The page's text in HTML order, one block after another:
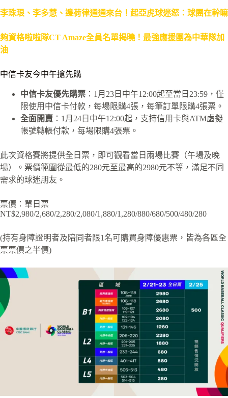
李珠珢、李多慧、邊荷律通通來台！起亞虎球迷怒：球團在幹嘛
夠資格啦啦隊CT Amaze全員名單揭曉！最強應援團為中華隊加
油
中信卡友今中午搶先購
中信卡友優先購票 ：1月23日中午12:00起至當日23:59，僅
限使用中信卡付款， 每場限購4張，每筆訂單限購4張票 。
全面開賣 ：1月24日中午12:00起，支持信用卡與ATM虛擬
帳號轉帳付款，每場限購4張票。
此次資格賽將提供全日票 ，即可觀看當日兩場比賽（午場及晚
場）
。票價範圍從最低的280元至最高的2980元不等，滿足不同
需求的球迷朋友。
票價：單日票
NT$2,980/2,680/2,280/2,080/1,880/1,280/880/680/500/480/280
(持有身障證明者及陪同者限1名可購買身障優惠票，皆為各區全
票票價之半價)